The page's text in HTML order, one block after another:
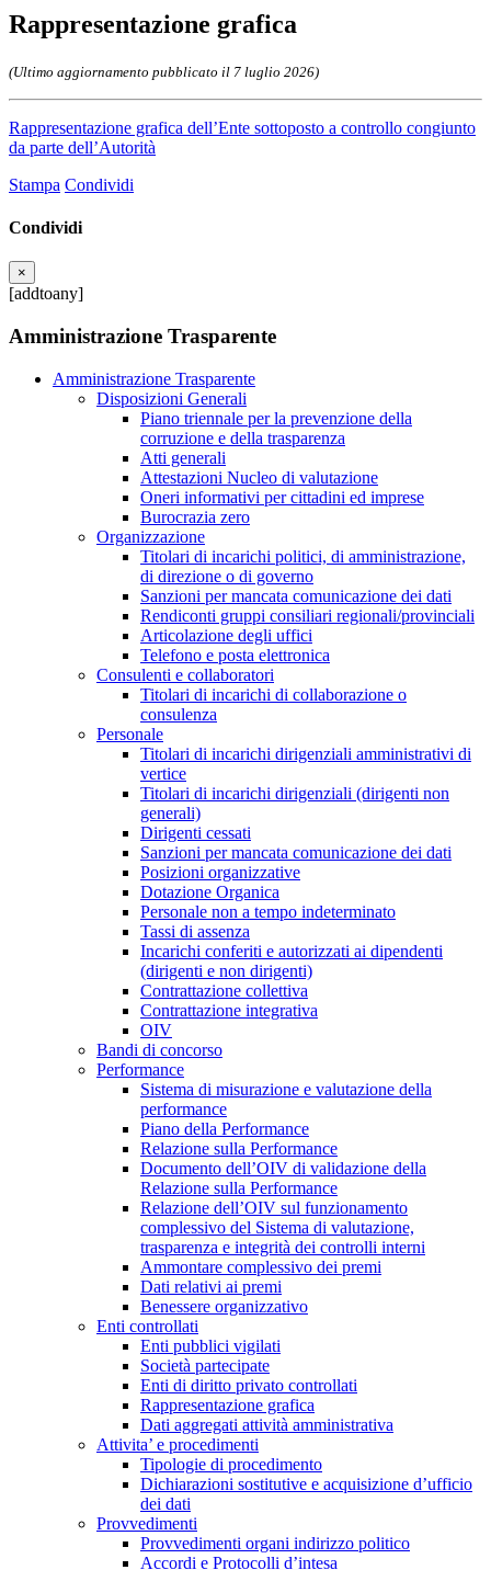
Rappresentazione grafica
(Ultimo aggiornamento pubblicato il 7 luglio 2026)
Rappresentazione grafica dell’Ente sottoposto a controllo congiunto
da parte dell’Autorità
Stampa Condividi
Condividi
×
[addtoany]
Amministrazione Trasparente
Amministrazione Trasparente
Disposizioni Generali
Piano triennale per la prevenzione della
corruzione e della trasparenza
Atti generali
Attestazioni Nucleo di valutazione
Oneri informativi per cittadini ed imprese
Burocrazia zero
Organizzazione
Titolari di incarichi politici, di amministrazione,
di direzione o di governo
Sanzioni per mancata comunicazione dei dati
Rendiconti gruppi consiliari regionali/provinciali
Articolazione degli uffici
Telefono e posta elettronica
Consulenti e collaboratori
Titolari di incarichi di collaborazione o
consulenza
Personale
Titolari di incarichi dirigenziali amministrativi di
vertice
Titolari di incarichi dirigenziali (dirigenti non
generali)
Dirigenti cessati
Sanzioni per mancata comunicazione dei dati
Posizioni organizzative
Dotazione Organica
Personale non a tempo indeterminato
Tassi di assenza
Incarichi conferiti e autorizzati ai dipendenti
(dirigenti e non dirigenti)
Contrattazione collettiva
Contrattazione integrativa
OIV
Bandi di concorso
Performance
Sistema di misurazione e valutazione della
performance
Piano della Performance
Relazione sulla Performance
Documento dell’OIV di validazione della
Relazione sulla Performance
Relazione dell’OIV sul funzionamento
complessivo del Sistema di valutazione,
trasparenza e integrità dei controlli interni
Ammontare complessivo dei premi
Dati relativi ai premi
Benessere organizzativo
Enti controllati
Enti pubblici vigilati
Società partecipate
Enti di diritto privato controllati
Rappresentazione grafica
Dati aggregati attività amministrativa
Attivita’ e procedimenti
Tipologie di procedimento
Dichiarazioni sostitutive e acquisizione d’ufficio
dei dati
Provvedimenti
Provvedimenti organi indirizzo politico
Accordi e Protocolli d’intesa